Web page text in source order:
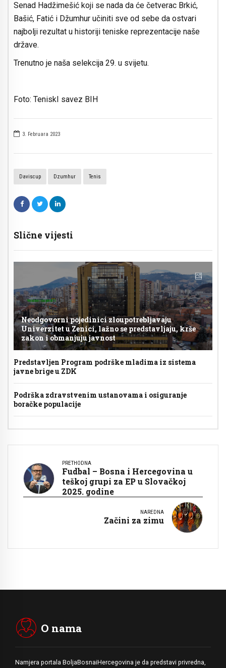
3. Februara 2023
Daviscup Dzumhur Tenis
Slične vijesti
Neodgovorni pojedinici zloupotrebljavaju
Univerzitet u Zenici, lažno se predstavljaju, krše
zakon i obmanjuju javnost
Predstavljen Program podrške mladima iz sistema
javne brige u ZDK
Podrška zdravstvenim ustanovama i osiguranje
boračke populacije
Senad Hadžimešić koji se nada da će četverac Brkić,
Bašić, Fatić i Džumhur učiniti sve od sebe da ostvari
najbolji rezultat u historiji teniske reprezentacije naše
države.
Trenutno je naša selekcija 29. u svijetu.
Foto: TeniskI savez BIH
PRETHODNA
Fudbal – Bosna i Hercegovina u
teškoj grupi za EP u Slovačkoj
2025. godine
NAREDNA
Začini za zimu
O nama
Namjera portala BoljaBosnaiHercegovina je da predstavi privredna,